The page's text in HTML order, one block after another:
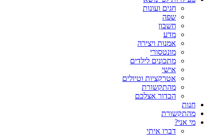
חגים ועונות
שפה
חשבון
מדע
אמנות ויצירה
מונטסורי
מתכונים לילדים
אישי
אטרקציות וטיולים
מהתקשורת
הכדור אצלכם
חנות
מהתקשורת
מי אני?
דברו איתי